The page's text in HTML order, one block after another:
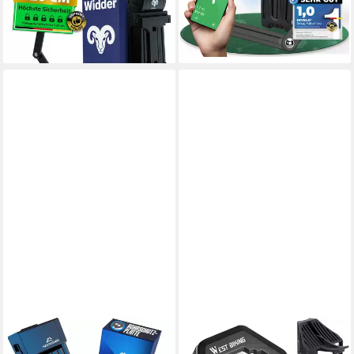
49,99 € UVP65,99 €
-24%
lieferbar - in 2-3 Werktagen bei dir
54,90 € UVP
-27%
lieferbar - in 2-3 Werktagen bei dir
NEXTCOVER
Faltschloss NEXTCOVER®
AURIVION
Faltschloss Faltschloss